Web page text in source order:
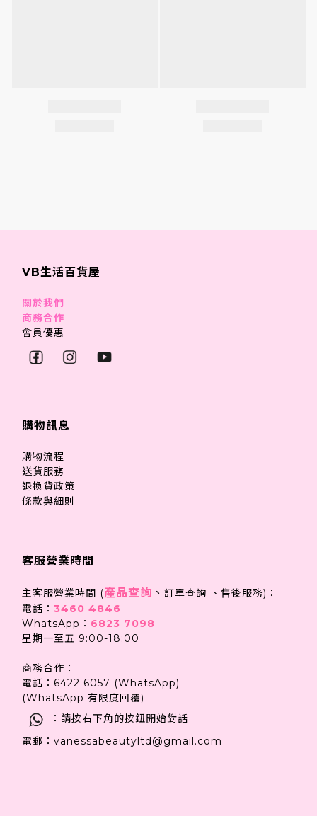
VB生活百貨屋
關於我們
商務合作
會員優惠
購物訊息
購物流程
送貨服務
退換貨政策
條款與細則
客服營業時間
主客服營業時間 (產品查詢 、 訂單查詢 、售後服務)：
電話： 3460 4846
WhatsApp： 6823 7098
星期一至五 9:00-18:00
商務合作：
電話：6422 6057 (WhatsApp)
(WhatsApp 有限度回覆)
：請按右下角的按鈕開始對話
電郵：vanessabeautyltd@gmail.com